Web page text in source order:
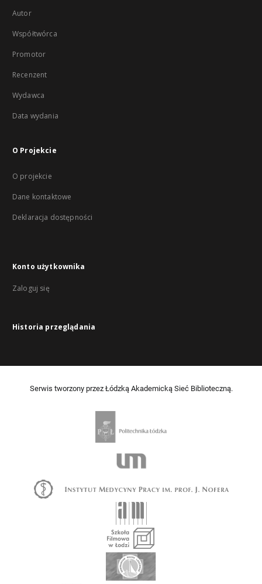
Autor
Współtwórca
Promotor
Recenzent
Wydawca
Data wydania
O Projekcie
O projekcie
Dane kontaktowe
Deklaracja dostępności
Konto użytkownika
Zaloguj się
Historia przeglądania
Serwis tworzony przez Łódzką Akademicką Sieć Biblioteczną.